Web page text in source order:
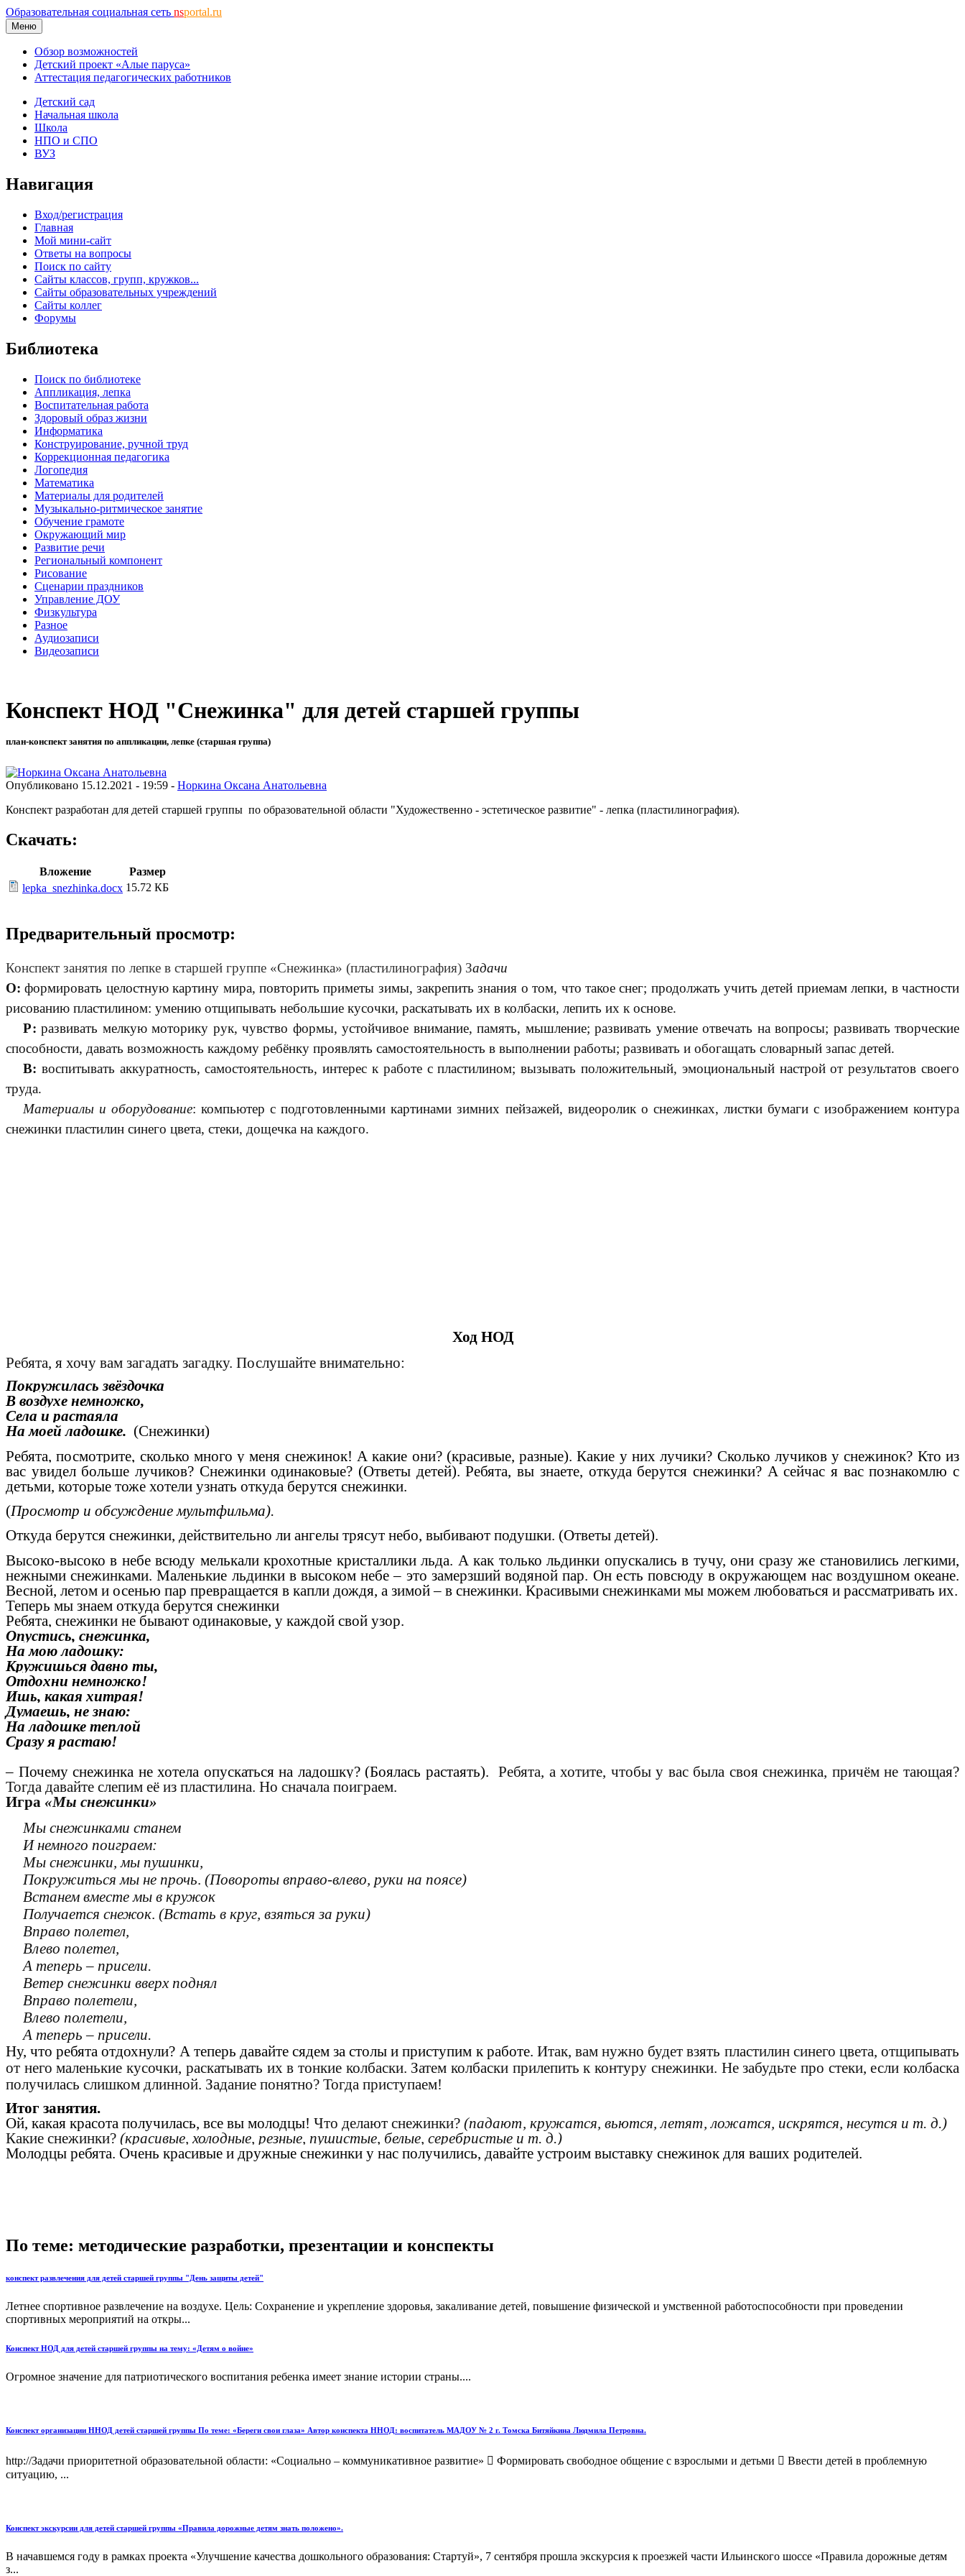
Образовательная социальная сеть nsportal.ru
Меню
Обзор возможностей
Детский проект «Алые паруса»
Аттестация педагогических работников
Детский сад
Начальная школа
Школа
НПО и СПО
ВУЗ
Навигация
Вход/регистрация
Главная
Мой мини-сайт
Ответы на вопросы
Поиск по сайту
Сайты классов, групп, кружков...
Сайты образовательных учреждений
Сайты коллег
Форумы
Библиотека
Поиск по библиотеке
Аппликация, лепка
Воспитательная работа
Здоровый образ жизни
Информатика
Конструирование, ручной труд
Коррекционная педагогика
Логопедия
Математика
Материалы для родителей
Музыкально-ритмическое занятие
Обучение грамоте
Окружающий мир
Развитие речи
Региональный компонент
Рисование
Сценарии праздников
Управление ДОУ
Физкультура
Разное
Аудиозаписи
Видеозаписи
Конспект НОД "Снежинка" для детей старшей группы
план-конспект занятия по аппликации, лепке (старшая группа)
Опубликовано 15.12.2021 - 19:59 - Норкина Оксана Анатольевна
Конспект разработан для детей старшей группы по образовательной области "Художественно - эстетическое развитие" - лепка (пластилинография).
Скачать:
Вложение
Размер
lepka_snezhinka.docx 15.72 КБ
Предварительный просмотр:
Конспект занятия по лепке в старшей группе «Снежинка» (пластилинография) Задачи
О: формировать целостную картину мира, повторить приметы зимы, закрепить знания о том, что такое снег; продолжать учить детей приемам лепки, в частности
рисованию пластилином: умению отщипывать небольшие кусочки, раскатывать их в колбаски, лепить их к основе.
Р: развивать мелкую моторику рук, чувство формы, устойчивое внимание, память, мышление; развивать умение отвечать на вопросы; развивать творческие
способности, давать возможность каждому ребёнку проявлять самостоятельность в выполнении работы; развивать и обогащать словарный запас детей.
В: воспитывать аккуратность, самостоятельность, интерес к работе с пластилином; вызывать положительный, эмоциональный настрой от результатов своего
труда.
Материалы и оборудование: компьютер с подготовленными картинами зимних пейзажей, видеоролик о снежинках, листки бумаги с изображением контура
снежинки пластилин синего цвета, стеки, дощечка на каждого.
Ход НОД
Ребята, я хочу вам загадать загадку. Послушайте внимательно:
Покружилась звёздочка
В воздухе немножко,
Села и растаяла
На моей ладошке. (Снежинки)
Ребята, посмотрите, сколько много у меня снежинок! Акакие они? (красивые, разные). Какие у них лучики? Сколько лучиков у снежинок? Кто из
вас увидел больше лучиков? Снежинки одинаковые? (Ответы детей). Ребята, вы знаете, откуда берутся снежинки? А сейчас я вас познакомлю с
детьми, которые тоже хотели узнать откуда берутся снежинки.
(Просмотр и обсуждение мультфильма).
Откуда берутся снежинки, действительно ли ангелы трясут небо, выбивают подушки. (Ответы детей).
Высоко-высоко в небе всюду мелькали крохотные кристаллики льда. А как только льдинки опускались в тучу, они сразу же становились легкими,
нежными снежинками. Маленькие льдинки в высоком небе – это замерзший водяной пар. Он есть повсюду в окружающем нас воздушном океане.
Весной, летом и осенью пар превращается в капли дождя, а зимой – в снежинки. Красивыми снежинками мы можем любоваться и рассматривать их.
Теперь мы знаем откуда берутся снежинки
Ребята, снежинки не бывают одинаковые, у каждой свой узор.
Опустись, снежинка,
На мою ладошку:
Кружишься давно ты,
Отдохни немножко!
Ишь, какая хитрая!
Думаешь, не знаю:
На ладошке теплой
Сразу я растаю!
– Почему снежинка не хотела опускаться на ладошку? (Боялась растаять). Ребята, а хотите, чтобы у вас была своя снежинка, причём не тающая?
Тогда давайте слепим её из пластилина. Но сначала поиграем.
Игра «Мы снежинки»
Мы снежинками станем
И немного поиграем:
Мы снежинки, мы пушинки,
Покружиться мы не прочь. (Повороты вправо-влево, руки на поясе)
Встанем вместе мы в кружок
Получается снежок. (Встать в круг, взяться за руки)
Вправо полетел,
Влево полетел,
А теперь – присели.
Ветер снежинки вверх поднял
Вправо полетели,
Влево полетели,
А теперь – присели.
Ну, что ребята отдохнули? А теперь давайте сядем за столы и приступим к работе. Итак, вам нужно будет взять пластилин синего цвета, отщипывать
от него маленькие кусочки, раскатывать их в тонкие колбаски. Затем колбаски прилепить к контуру снежинки. Не забудьте про стеки, если колбаска
получилась слишком длинной. Задание понятно? Тогда приступаем!
Итог занятия.
Ой, какая красота получилась, все вы молодцы! Что делают снежинки? (падают, кружатся, вьются, летят, ложатся, искрятся, несутся и т. д.)
Какие снежинки? (красивые, холодные, резные, пушистые, белые, серебристые и т. д.)
Молодцы ребята. Очень красивые и дружные снежинки у нас получились, давайте устроим выставку снежинок для ваших родителей.
По теме: методические разработки, презентации и конспекты
конспект развлечения для детей старшей группы "День защиты детей"
Летнее спортивное развлечение на воздухе. Цель: Сохранение и укрепление здоровья, закаливание детей, повышение физической и умственной работоспособности при проведении
спортивных мероприятий на откры...
Конспект НОД для детей старшей группы на тему: «Детям о войне»
Огромное значение для патриотического воспитания ребенка имеет знание истории страны....
Конспект организации ННОД детей старшей группы По теме: «Береги свои глаза» Автор конспекта ННОД: воспитатель МАДОУ № 2 г. Томска Битяйкина Людмила Петровна.
http://Задачи приоритетной образовательной области: «Социально – коммуникативное развитие»  Формировать свободное общение с взрослыми и детьми  Ввести детей в проблемную
ситуацию, ...
Конспект экскурсии для детей старшей группы «Правила дорожные детям знать положено».
В начавшемся году в рамках проекта «Улучшение качества дошкольного образования: Стартуй», 7 сентября прошла экскурсия к проезжей части Ильинского шоссе «Правила дорожные детям
з...